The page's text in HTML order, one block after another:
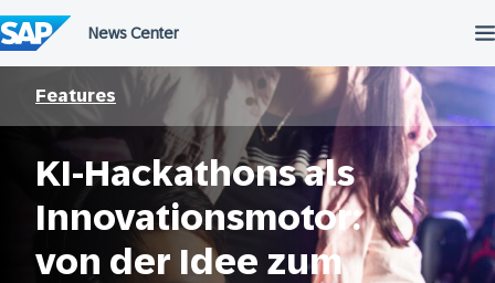
Features
KI-Hackathons als
Innovationsmotor:
von der Idee zum